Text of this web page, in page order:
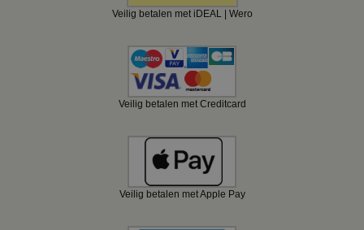
Veilig betalen met iDEAL | Wero
Veilig betalen met Creditcard
Veilig betalen met Apple Pay